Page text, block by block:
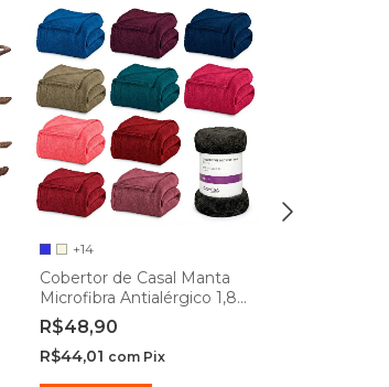
+14
Cobertor de Casal Manta
Microfibra Antialérgico 1,80
x 2,20m - Camesa
R$48,90
R$44,01 com Pix